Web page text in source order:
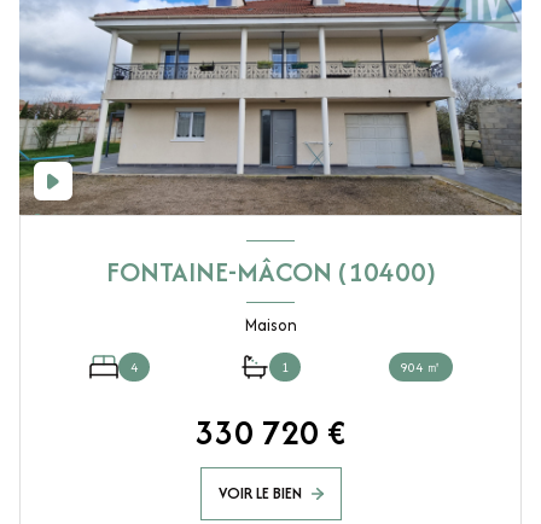
FONTAINE-MÂCON (10400)
Maison
4 1 904 ㎡
330 720 €
VOIR LE BIEN